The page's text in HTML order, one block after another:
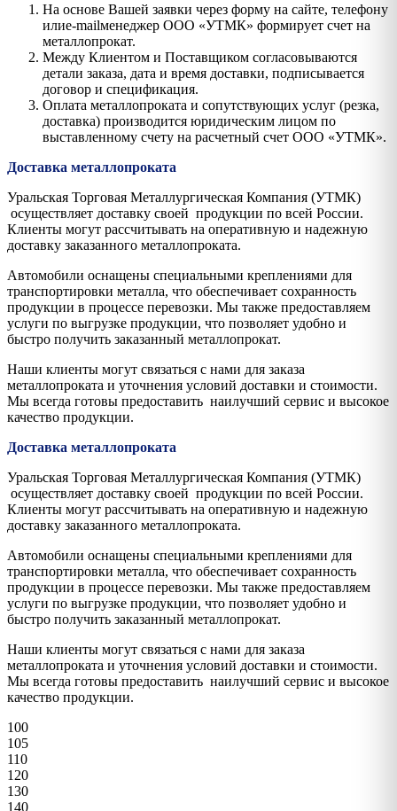
На основе Вашей заявки через форму на сайте, телефону
илиe-mailменеджер ООО «УТМК» формирует счет на
металлопрокат.
Между Клиентом и Поставщиком согласовываются
детали заказа, дата и время доставки, подписывается
договор и спецификация.
Оплата металлопроката и сопутствующих услуг (резка,
доставка) производится юридическим лицом по
выставленному счету на расчетный счет ООО «УТМК».
Доставка металлопроката
Уральская Торговая Металлургическая Компания (УТМК)
осуществляет доставку своей продукции по всей России.
Клиенты могут рассчитывать на оперативную и надежную
доставку заказанного металлопроката.
Автомобили оснащены специальными креплениями для
транспортировки металла, что обеспечивает сохранность
продукции в процессе перевозки. Мы также предоставляем
услуги по выгрузке продукции, что позволяет удобно и
быстро получить заказанный металлопрокат.
Наши клиенты могут связаться с нами для заказа
металлопроката и уточнения условий доставки и стоимости.
Мы всегда готовы предоставить наилучший сервис и высокое
качество продукции.
Доставка металлопроката
Уральская Торговая Металлургическая Компания (УТМК)
осуществляет доставку своей продукции по всей России.
Клиенты могут рассчитывать на оперативную и надежную
доставку заказанного металлопроката.
Автомобили оснащены специальными креплениями для
транспортировки металла, что обеспечивает сохранность
продукции в процессе перевозки. Мы также предоставляем
услуги по выгрузке продукции, что позволяет удобно и
быстро получить заказанный металлопрокат.
Наши клиенты могут связаться с нами для заказа
металлопроката и уточнения условий доставки и стоимости.
Мы всегда готовы предоставить наилучший сервис и высокое
качество продукции.
100
105
110
120
130
140